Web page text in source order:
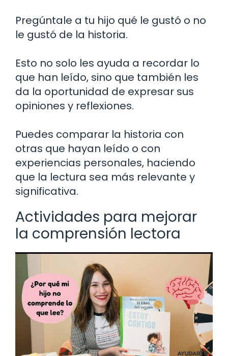
Pregúntale a tu hijo qué le gustó o no
le gustó de la historia.
Esto no solo les ayuda a recordar lo
que han leído, sino que también les
da la oportunidad de expresar sus
opiniones y reflexiones.
Puedes comparar la historia con
otras que hayan leído o con
experiencias personales, haciendo
que la lectura sea más relevante y
significativa.
Actividades para mejorar
la comprensión lectora